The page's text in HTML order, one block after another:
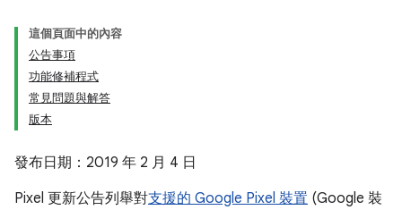
這個頁面中的內容
公告事項
功能修補程式
常見問題與解答
版本
發布日期：2019 年 2 月 4 日
Pixel 更新公告列舉對支援的 Google Pixel 裝置 (Google 裝